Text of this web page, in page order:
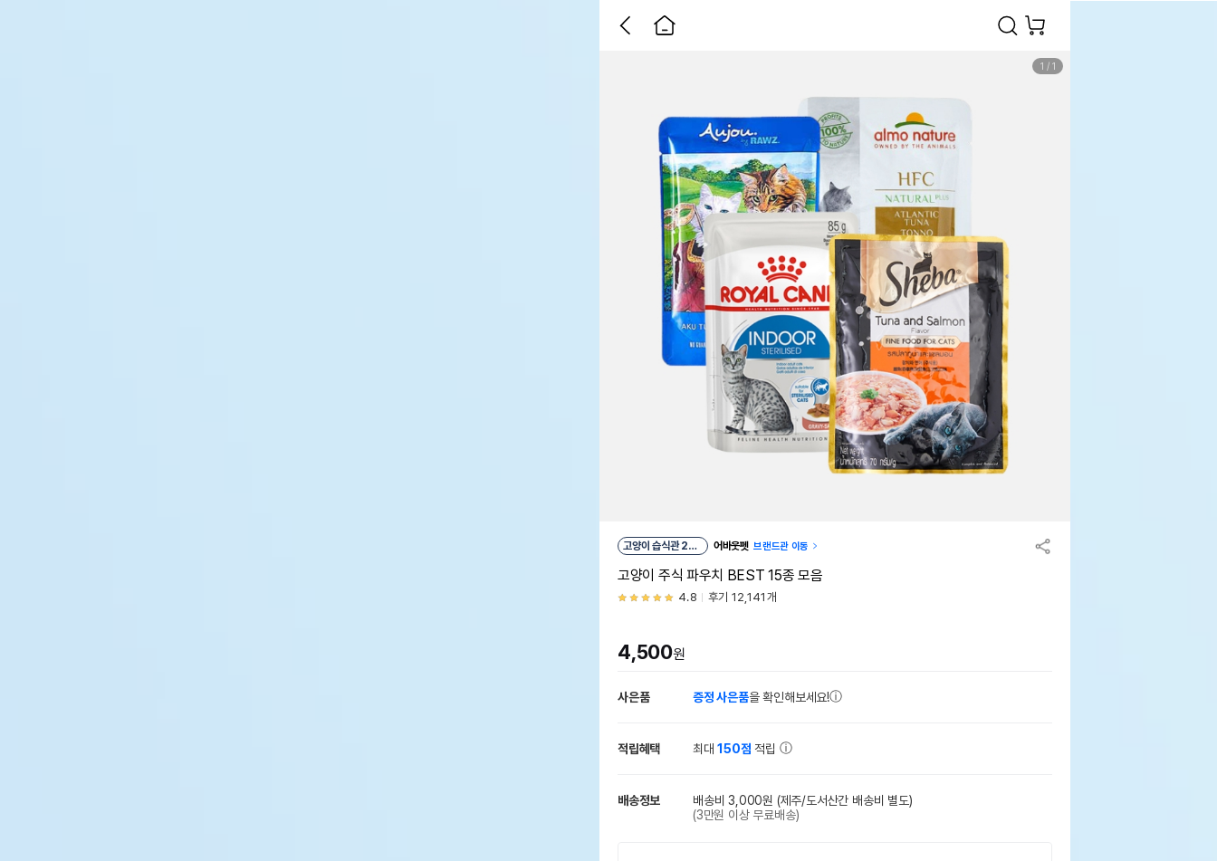
1 / 1
고양이 습식관 26
어바웃펫 브랜드관 이동
고양이 주식 파우치 BEST 15종 모음
4.8 후기 12,141개
4,500원
사은품 증정 사은품을 확인해보세요!
적립혜택 최대150점 적립
배송정보 배송비 3,000원 (제주/도서산간 배송비 별도)
(3만원 이상 무료배송)